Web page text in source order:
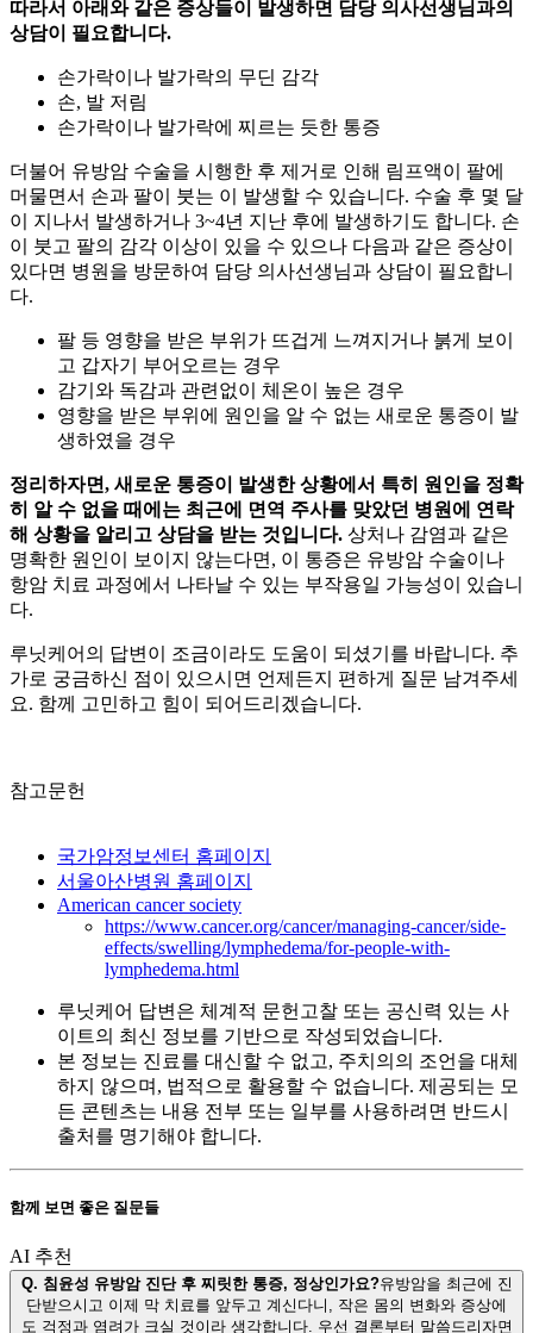
따라서 아래와 같은 증상들이 발생하면 담당 의사선생님과의
상담이 필요합니다.
손가락이나 발가락의 무딘 감각
손, 발 저림
손가락이나 발가락에 찌르는 듯한 통증
더불어 유방암 수술을 시행한 후 제거로 인해 림프액이 팔에
머물면서 손과 팔이 붓는 이 발생할 수 있습니다. 수술 후 몇 달
이 지나서 발생하거나 3~4년 지난 후에 발생하기도 합니다. 손
이 붓고 팔의 감각 이상이 있을 수 있으나 다음과 같은 증상이
있다면 병원을 방문하여 담당 의사선생님과 상담이 필요합니
다.
팔 등 영향을 받은 부위가 뜨겁게 느껴지거나 붉게 보이
고 갑자기 부어오르는 경우
감기와 독감과 관련없이 체온이 높은 경우
영향을 받은 부위에 원인을 알 수 없는 새로운 통증이 발
생하였을 경우
정리하자면, 새로운 통증이 발생한 상황에서 특히 원인을 정확
히 알 수 없을 때에는 최근에 면역 주사를 맞았던 병원에 연락
해 상황을 알리고 상담을 받는 것입니다. 상처나 감염과 같은
명확한 원인이 보이지 않는다면, 이 통증은 유방암 수술이나
항암 치료 과정에서 나타날 수 있는 부작용일 가능성이 있습니
다.
루닛케어의 답변이 조금이라도 도움이 되셨기를 바랍니다. 추
가로 궁금하신 점이 있으시면 언제든지 편하게 질문 남겨주세
요. 함께 고민하고 힘이 되어드리겠습니다.
참고문헌
국가암정보센터 홈페이지
서울아산병원 홈페이지
American cancer society
https://www.cancer.org/cancer/managing-cancer/side-
effects/swelling/lymphedema/for-people-with-
lymphedema.html
루닛케어 답변은 체계적 문헌고찰 또는 공신력 있는 사
이트의 최신 정보를 기반으로 작성되었습니다.
본 정보는 진료를 대신할 수 없고, 주치의의 조언을 대체
하지 않으며, 법적으로 활용할 수 없습니다. 제공되는 모
든 콘텐츠는 내용 전부 또는 일부를 사용하려면 반드시
출처를 명기해야 합니다.
함께 보면 좋은 질문들
AI 추천
Q. 침윤성 유방암 진단 후 찌릿한 통증, 정상인가요?유방암을 최근에 진
단받으시고 이제 막 치료를 앞두고 계신다니, 작은 몸의 변화와 증상에
도 걱정과 염려가 크실 것이라 생각합니다. 우선 결론부터 말씀드리자면